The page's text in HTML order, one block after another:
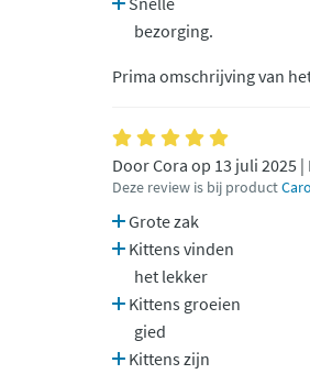
bezorging.
Prima omschrijving van
Door Cora op 13 juli 2025
Deze review is bij product
Grote zak
Kittens vinden
het lekker
Kittens groeien
gied
Kittens zijn